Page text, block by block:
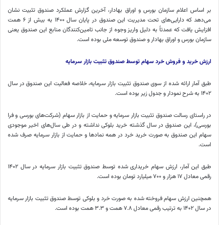
بر اساس اعلام سازمان بورس و اوراق بهادار، آخرین گزارش عملکرد صندوق تثبیت نشان
می‌دهد که دارایی‌های تحت مدیریت این صندوق در پایان سال ۱۴۰۰ به بیش از ۶ همت
افزایش یافت که عمدتاً به دلیل واریز وجوه از جانب تامین‌کنندگان منابع این صندوق یعنی
سازمان بورس و اوراق بهادار و صندوق توسعه ملی بوده است.
ارزش خرید و فروش خرد سهام توسط صندوق تثبیت بازار سرمایه
طبق آمار ارائه شده از سوی صندوق تثبیت بازار سرمایه، خلاصه فعالیت این صندوق در سال
۱۴۰۲ به شرح نمودار و جدول زیر بوده است.
در راستای رسالت صندوق تثبیت بازار سرمایه و حمایت از بازار سهام (شرکت‌های بورسی و فرا
بورسی)، این صندوق در سال گذشته خرید بلوکی نداشته و در طی سال‌های اخیر موجودی
سهام این صندوق به صورت خرید خرد در همه نمادها و حمایت از بازار سرمایه صرف شده
است.
طبق این آمار، ارزش سهام خریداری شده توسط صندوق تثبیت بازار سرمایه در سال ۱۴۰۲
رقمی معادل ۱۷ هزار و ۷۰۰ میلیارد تومان بوده است.
همچنین ارزش سهام فروخته شده به صورت خرد و بلوکی توسط صندوق تثبیت بازار سرمایه
در سال ۱۴۰۲ به ترتیب رقمی معادل ۷.۸ همت و ۳.۳ همت بوده است.